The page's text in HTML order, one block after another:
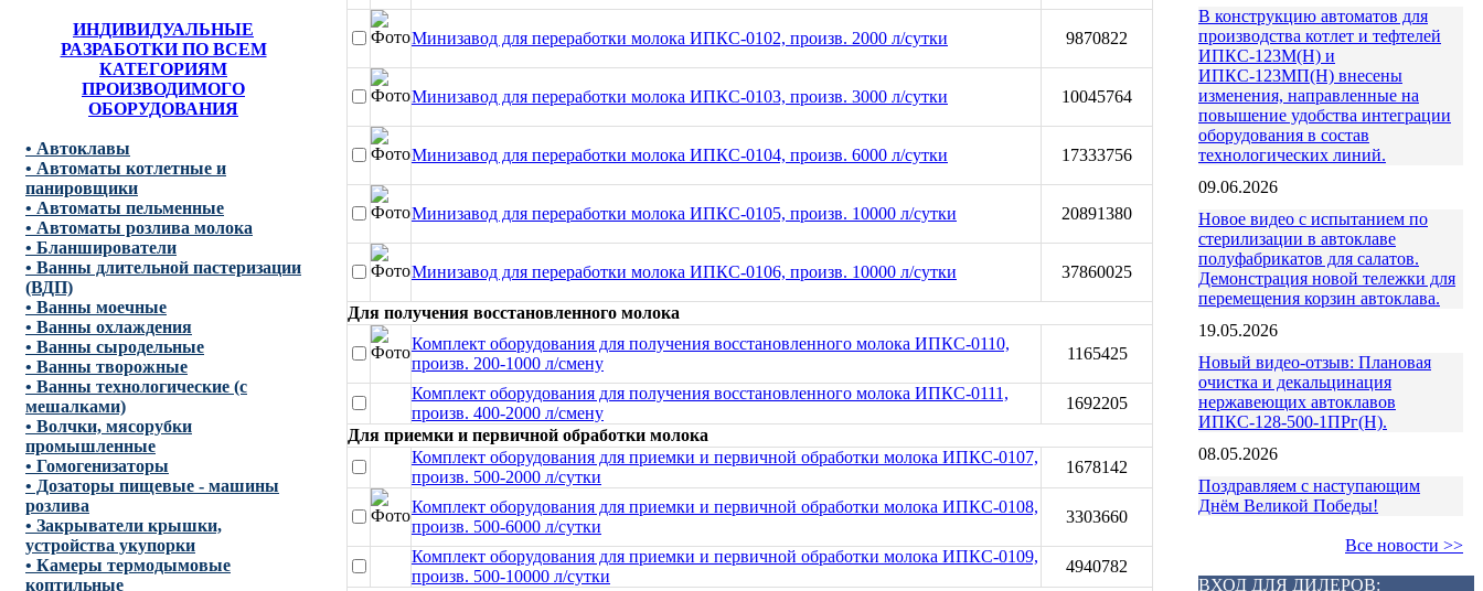
ИНДИВИДУАЛЬНЫЕ
РАЗРАБОТКИ ПО ВСЕМ
КАТЕГОРИЯМ
ПРОИЗВОДИМОГО
ОБОРУДОВАНИЯ
• Автоклавы
• Автоматы котлетные и
панировщики
• Автоматы пельменные
• Автоматы розлива молока
• Бланширователи
• Ванны длительной пастеризации
(ВДП)
• Ванны моечные
• Ванны охлаждения
• Ванны сыродельные
• Ванны творожные
• Ванны технологические (с
мешалками)
• Волчки, мясорубки
промышленные
• Гомогенизаторы
• Дозаторы пищевые - машины
розлива
• Закрыватели крышки,
устройства укупорки
• Камеры термодымовые
коптильные
Минизавод для переработки молока ИПКС-0102, произв. 2000 л/сутки 9870822
Минизавод для переработки молока ИПКС-0103, произв. 3000 л/сутки 10045764
Минизавод для переработки молока ИПКС-0104, произв. 6000 л/сутки 17333756
Минизавод для переработки молока ИПКС-0105, произв. 10000 л/сутки 20891380
Минизавод для переработки молока ИПКС-0106, произв. 10000 л/сутки 37860025
Для получения восстановленного молока
Комплект оборудования для получения восстановленного молока ИПКС-0110,
произв. 200-1000 л/смену
1165425
Комплект оборудования для получения восстановленного молока ИПКС-0111,
произв. 400-2000 л/смену
1692205
Для приемки и первичной обработки молока
Комплект оборудования для приемки и первичной обработки молока ИПКС-0107,
произв. 500-2000 л/сутки
1678142
Комплект оборудования для приемки и первичной обработки молока ИПКС-0108,
произв. 500-6000 л/сутки
3303660
Комплект оборудования для приемки и первичной обработки молока ИПКС-0109,
произв. 500-10000 л/сутки
4940782
В конструкцию автоматов для
производства котлет и тефтелей
ИПКС-123М(Н) и
ИПКС-123МП(Н) внесены
изменения, направленные на
повышение удобства интеграции
оборудования в состав
технологических линий.
09.06.2026
Новое видео с испытанием по
стерилизации в автоклаве
полуфабрикатов для салатов.
Демонстрация новой тележки для
перемещения корзин автоклава.
19.05.2026
Новый видео-отзыв: Плановая
очистка и декальцинация
нержавеющих автоклавов
ИПКС-128-500-1ПРг(Н).
08.05.2026
Поздравляем с наступающим
Днём Великой Победы!
Все новости >>
ВХОД ДЛЯ ДИЛЕРОВ: